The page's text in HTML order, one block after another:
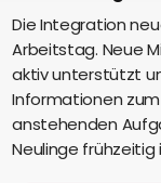
Die Integration
Arbeitstag. Neue
aktiv unterstützt
Informationen
anstehenden
Neulinge frühzeitig